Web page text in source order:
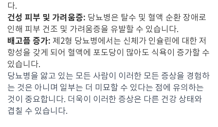
다.
건성 피부 및 가려움증: 당뇨병은 탈수 및 혈액 순환 장애로
인해 피부 건조 및 가려움증을 유발할 수 있습니다.
배고픔 증가: 제2형 당뇨병에서는 신체가 인슐린에 대한 저
항성을 갖게 되어 혈액에 포도당이 많아도 식욕이 증가할 수
있습니다.
당뇨병을 앓고 있는 모든 사람이 이러한 모든 증상을 경험하
는 것은 아니며 일부는 더 미묘할 수 있다는 점에 유의하는
것이 중요합니다. 더욱이 이러한 증상은 다른 건강 상태와
겹칠 수 있습니다.